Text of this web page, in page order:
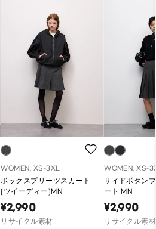
WOMEN, XS-3XL
ボックスプリーツスカート
(ツイーディー)MN
¥2,990
リサイクル素材
WOMEN, XS-
サイドボタン
ート MN
¥2,990
リサイクル素材